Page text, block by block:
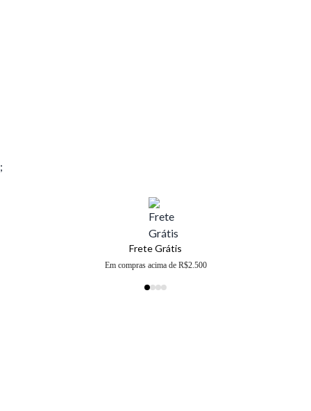
;
Frete Grátis
Em compras acima de R$2.500